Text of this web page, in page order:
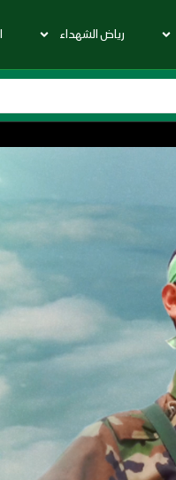
رياض الشهداء